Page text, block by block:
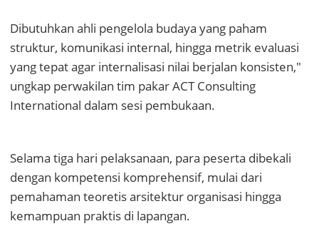
Dibutuhkan ahli pengelola budaya yang paham
struktur, komunikasi internal, hingga metrik evaluasi
yang tepat agar internalisasi nilai berjalan konsisten,"
ungkap perwakilan tim pakar ACT Consulting
International dalam sesi pembukaan.
Selama tiga hari pelaksanaan, para peserta dibekali
dengan kompetensi komprehensif, mulai dari
pemahaman teoretis arsitektur organisasi hingga
kemampuan praktis di lapangan.